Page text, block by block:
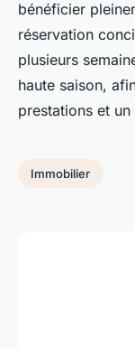
bénéficier
réservation
plusieurs
haute saison,
prestations et
Immobilier